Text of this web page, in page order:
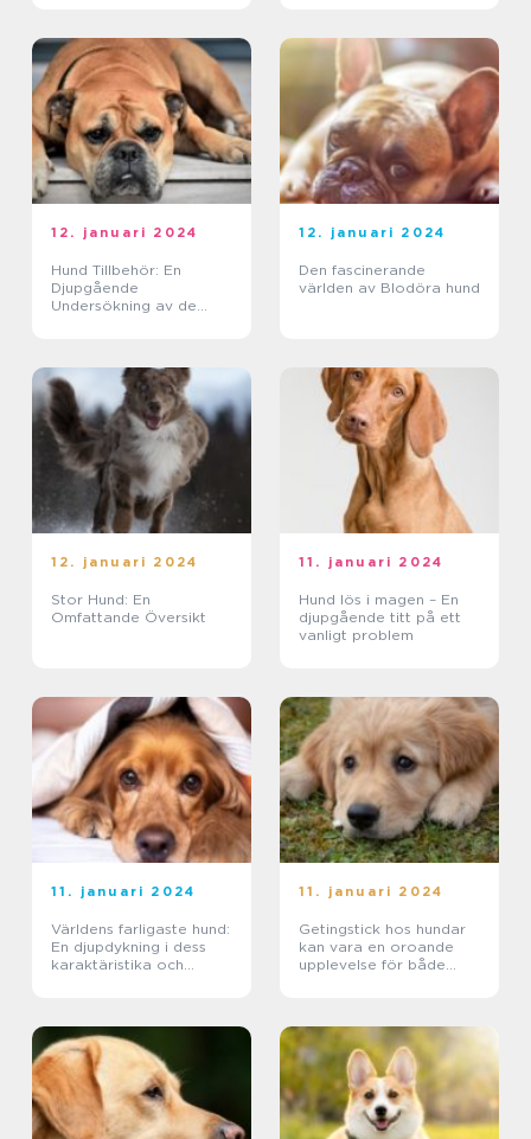
12. januari 2024
Hund Tillbehör: En
Djupgående
Undersökning av de
12. januari 2024
Den fascinerande
världen av Blodöra hund
12. januari 2024
Stor Hund: En
Omfattande Översikt
11. januari 2024
Hund lös i magen – En
djupgående titt på ett
vanligt problem
11. januari 2024
Världens farligaste hund:
En djupdykning i dess
karaktäristika och
11. januari 2024
Getingstick hos hundar
kan vara en oroande
upplevelse för både